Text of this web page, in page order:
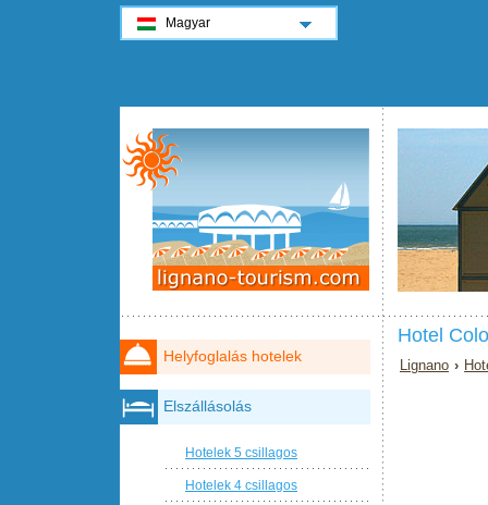
Hotel
Lignano ›
Helyfoglalás hotelek
Elszállásolás
Hotelek 5 csillagos
Hotelek 4 csillagos
Magyar